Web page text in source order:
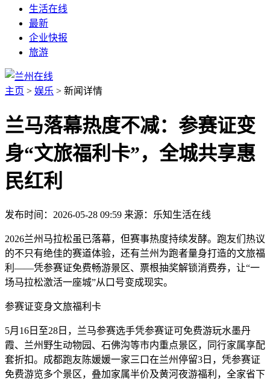
生活在线
最新
企业快报
旅游
主页 > 娱乐 > 新闻详情
兰马落幕热度不减：参赛证变
身“文旅福利卡”，全城共享惠
民红利
发布时间：2026-05-28 09:59 来源：乐知生活在线
2026兰州马拉松虽已落幕，但赛事热度持续发酵。跑友们热议
的不只有绝佳的赛道体验，还有兰州为跑者量身打造的文旅福
利——凭参赛证免费畅游景区、票根抽奖解锁消费券，让“一
场马拉松激活一座城”从口号变成现实。
参赛证变身文旅福利卡
5月16日至28日，兰马参赛选手凭参赛证可免费游玩水墨丹
霞、兰州野生动物园、石佛沟等市内重点景区，同行家属享配
套折扣。成都跑友陈媛媛一家三口在兰州停留3日，凭参赛证
免费游览多个景区，叠加家属半价及黄河夜游福利，全家省下